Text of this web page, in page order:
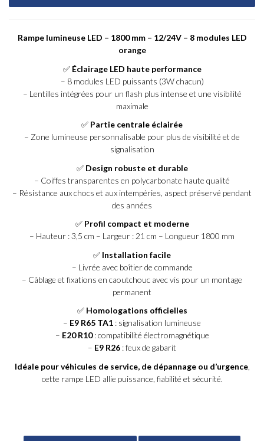
Rampe lumineuse LED – 1800 mm – 12/24V – 8 modules LED
orange
✅ Éclairage LED haute performance
– 8 modules LED puissants (3W chacun)
– Lentilles intégrées pour un flash plus intense et une visibilité
maximale
✅ Partie centrale éclairée
– Zone lumineuse personnalisable pour plus de visibilité et de
signalisation
✅ Design robuste et durable
– Coiffes transparentes en polycarbonate haute qualité
– Résistance aux chocs et aux intempéries, aspect préservé pendant
des années
✅ Profil compact et moderne
– Hauteur : 3,5 cm – Largeur : 21 cm – Longueur 1800 mm
✅ Installation facile
– Livrée avec boîtier de commande
– Câblage et fixations en caoutchouc avec vis pour un montage
permanent
✅ Homologations officielles
– E9 R65 TA1 : signalisation lumineuse
– E20 R10: compatibilité électromagnétique
– E9 R26 : feux de gabarit
Idéale pour véhicules de service, de dépannage ou d’urgence,
cette rampe LED allie puissance, fiabilité et sécurité.